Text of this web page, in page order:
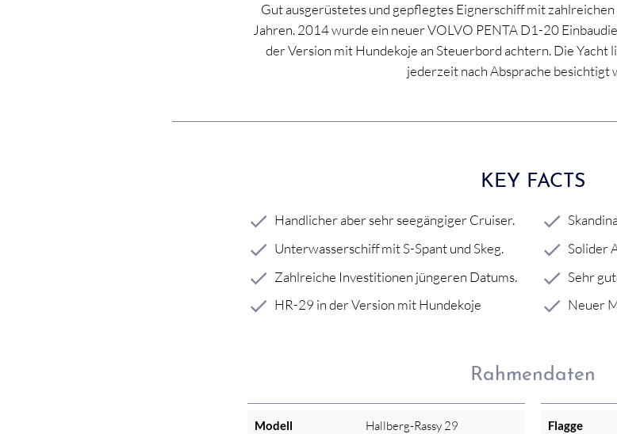
Gut ausgerüstetes und gepflegtes Eignerschiff mit
Jahren. 2014 wurde ein neuer VOLVO PENTA D1-20
der Version mit Hundekoje an Steuerbord achtern. Die Yacht
jederzeit nach Absprache besichtigt
KEY FACTS
Handlicher aber sehr seegängiger Cruiser.
Unterwasserschiff mit S-Spant und Skeg.
Zahlreiche Investitionen jüngeren Datums.
HR-29 in der Version mit Hundekoje
Solider
Sehr
Neuer
Rahmendaten
Modell Hallberg-Rassy 29 Flagge